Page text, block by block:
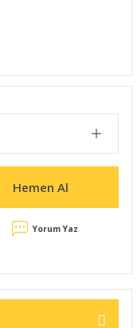
Hemen Al
Yorum Yaz